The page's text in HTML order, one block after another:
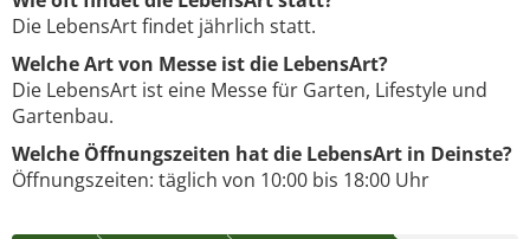
Die LebensArt findet jährlich statt.
Welche Art von Messe ist die LebensArt?
Die LebensArt ist eine Messe für Garten, Lifestyle und
Gartenbau.
Welche Öffnungszeiten hat die LebensArt in Deinste?
Öffnungszeiten: täglich von 10:00 bis 18:00 Uhr